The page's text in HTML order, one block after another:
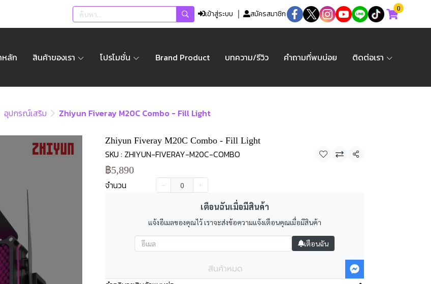
เข้าสู่ระบบ สมัครสมาชิก
0
หลัก สินค้าของเรา โปรโมชั่น Brand Product บทความ/รีวิว คำถามที่พบบ่อย ติดต่อเรา
อุปกรณ์เสริม Zhiyun Fiveray M20C Combo - Fill Light
Zhiyun Fiveray M20C Combo - Fill Light
SKU : ZHIYUN-FIVERAY-M20C-COMBO แชร์
฿5,890
จำนวน
เตือนฉันเมื่อมีสินค้า
แจ้งอีเมลของคุณไว้ เราจะส่งข้อความแจ้งเตือนคุณเมื่อมีสินค้า
เตือนฉัน
สินค้าหมด